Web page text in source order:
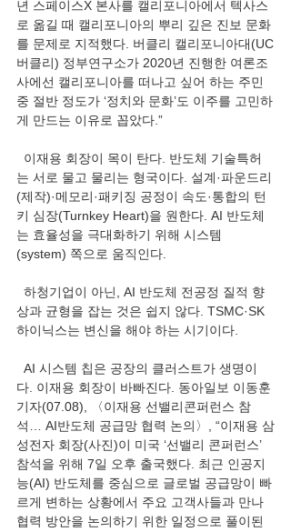
년 스페이스X 본사를 캘리포니아에서 텍사스
로 옮길 때 캘리포니아의 뿌리 깊은 진보 문화
를 문제로 지적했다. 버클리 캘리포니아대(UC
버클리) 정부연구소가 2020년 진행한 여론조
사에선 캘리포니아를 떠나고 싶어 하는 주민
중 절반 정도가 ‘정치와 문화’도 이주를 고민하
게 만드는 이유로 꼽았다.”
이재용 회장이 목이 탄다. 반도체 기술특허
는 서로 물고 물리는 형국이다. 설계·파운드리
(제작)·메모리·패키징 공정이 속도·통합의 턴
키 심장(Turnkey Heart)을 원한다. AI 반도체
는 효율성을 극대화하기 위해 시스템
(system) 쪽으로 움직인다.
하청기업이 아닌, AI 반도체 전공정 질적 향
상과 균형을 잡는 것은 쉽지 않다. TSMC·SK
하이닉스는 변신을 해야 하는 시기이다.
AI 시스템 칩은 공장의 클러스트가 생명이
다. 이재용 회장이 바빠진다. 동아일보 이동훈
기자(07.08), 〈이재용 선밸리콘퍼런스 참
석… AI반도체 공급망 협력 논의〉, “이재용 삼
성전자 회장(사진)이 미국 ‘선밸리 콘퍼런스’
참석을 위해 7일 오후 출국했다. 최근 인공지
능(AI) 반도체를 중심으로 글로벌 공급망이 빠
르게 변하는 상황에서 주요 고객사들과 만나
협력 방안을 논의하기 위한 일정으로 풀이된